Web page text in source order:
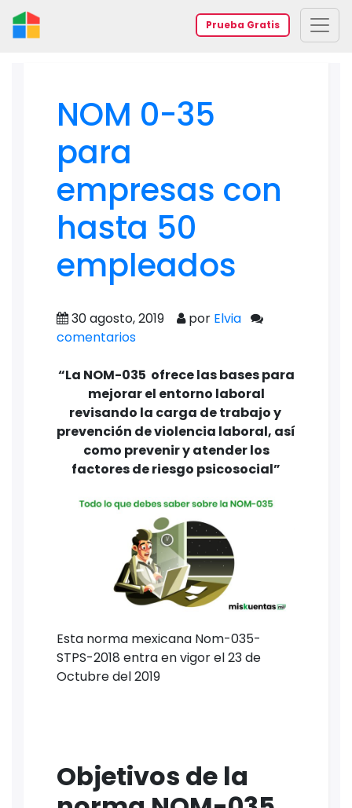
Prueba Gratis
NOM 0-35
para
empresas con
hasta 50
empleados
30 agosto, 2019 por Elvia
comentarios
“La NOM-035 ofrece las bases para
mejorar el entorno laboral
revisando la carga de trabajo y
prevención de violencia laboral, así
como prevenir y atender los
factores de riesgo psicosocial”
Esta norma mexicana Nom-035-
STPS-2018 entra en vigor el 23 de
Octubre del 2019
Objetivos de la